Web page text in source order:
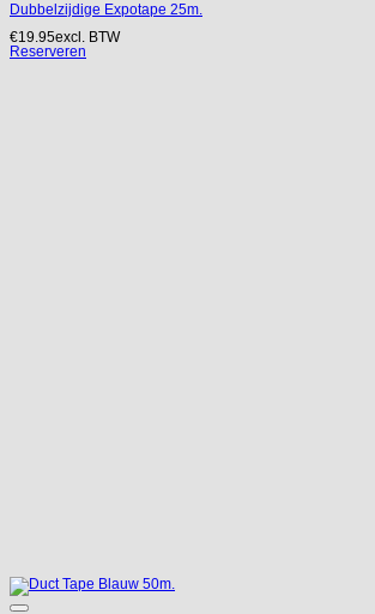
Dubbelzijdige Expotape 25m.
€19.95excl. BTW
Reserveren